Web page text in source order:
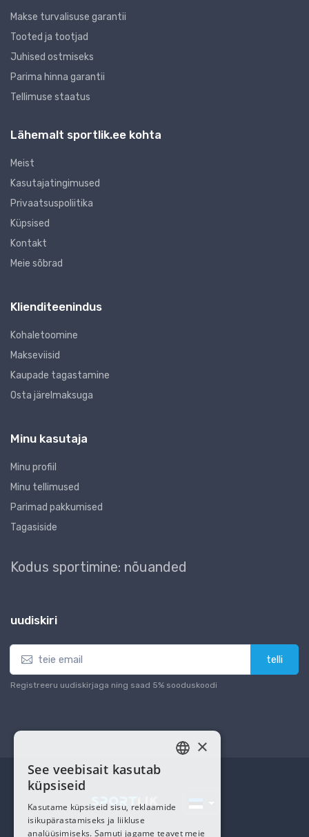
Makse turvalisuse garantii
Tooted ja tootjad
Juhised ostmiseks
Parima hinna garantii
Tellimuse staatus
Lähemalt sportlik.ee kohta
Meist
Kasutajatingimused
Privaatsuspoliitika
Küpsised
Kontakt
Meie sõbrad
Klienditeenindus
Kohaletoomine
Makseviisid
Kaupade tagastamine
Osta järelmaksuga
Minu kasutaja
Minu profiil
Minu tellimused
Parimad pakkumised
Tagasiside
Kodus sportimine: nõuanded
uudiskiri
telli
Registreeru uudiskirjaga ning saad 5% sooduskoodi
×
See veebisait kasutab
küpsiseid
Kasutame küpsiseid sisu, reklaamide
isikupärastamiseks ja liikluse
analüüsimiseks. Samuti jagame teavet meie